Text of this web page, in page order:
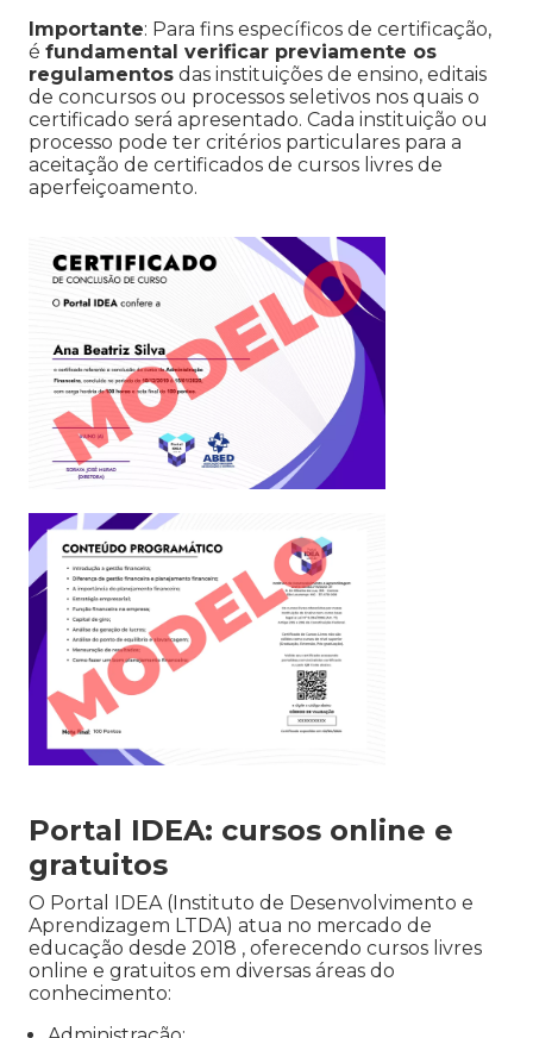
Importante: Para fins específicos de certificação,
é fundamental verificar previamente os
regulamentos das instituições de ensino, editais
de concursos ou processos seletivos nos quais o
certificado será apresentado. Cada instituição ou
processo pode ter critérios particulares para a
aceitação de certificados de cursos livres de
aperfeiçoamento.
Portal IDEA: cursos online e
gratuitos
O Portal IDEA (Instituto de Desenvolvimento e
Aprendizagem LTDA) atua no mercado de
educação desde 2018 , oferecendo cursos livres
online e gratuitos em diversas áreas do
conhecimento: